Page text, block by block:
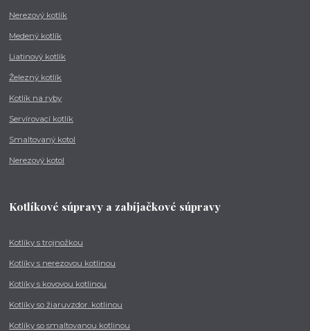
Nerezový kotlík
Medený kotlík
Liatinový kotlík
Železný kotlík
Kotlík na ryby
Servírovací kotlík
Smaltovaný kotol
Nerezový kotol
Kotlíkové súpravy a zabíjačkové súpravy
Kotlíky s trojnožkou
Kotlíky s nerezovou kotlinou
Kotlíky s kovovou kotlinou
Kotlíky so žiaruvzdor. kotlinou
Kotlíky so smaltovanou kotlinou